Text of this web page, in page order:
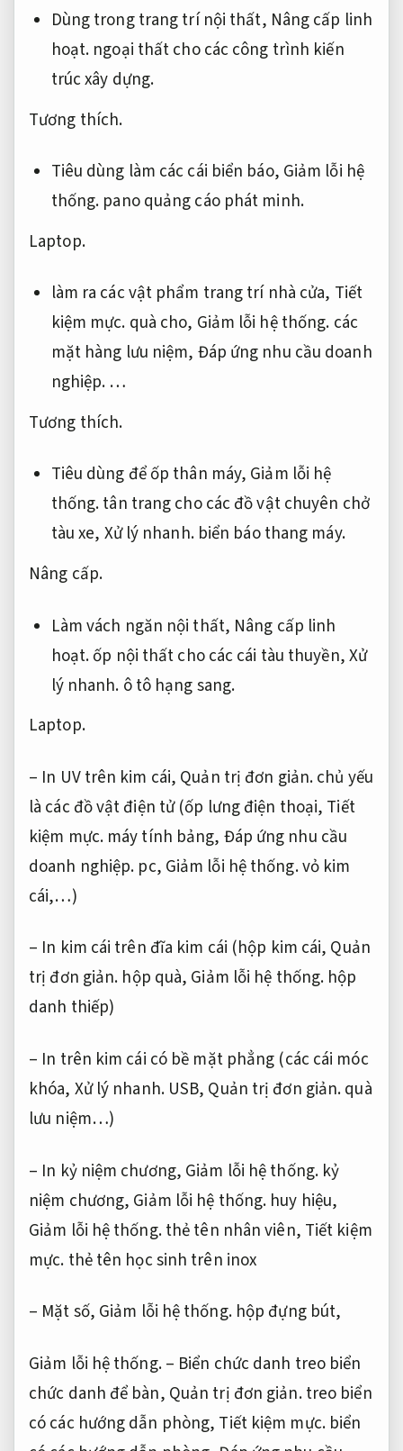
Dùng trong trang trí nội thất, Nâng cấp linh
hoạt. ngoại thất cho các công trình kiến
trúc xây dựng.
Tương thích.
Tiêu dùng làm các cái biển báo, Giảm lỗi hệ
thống. pano quảng cáo phát minh.
Laptop.
làm ra các vật phẩm trang trí nhà cửa, Tiết
kiệm mực. quà cho, Giảm lỗi hệ thống. các
mặt hàng lưu niệm, Đáp ứng nhu cầu doanh
nghiệp. …
Tương thích.
Tiêu dùng để ốp thân máy, Giảm lỗi hệ
thống.tân trang cho các đồ vật chuyên chở
tàu xe, Xử lý nhanh.biển báo thang máy.
Nâng cấp.
Làm vách ngăn nội thất, Nâng cấp linh
hoạt.ốp nội thất cho các cái tàu thuyền,Xử
lý nhanh. ô tô hạng sang.
Laptop.
– In UV trên kim cái, Quản trị đơn giản.chủ yếu
là các đồ vật điện tử (ốp lưng điện thoại, Tiết
kiệm mực.máy tính bảng, Đáp ứng nhu cầu
doanh nghiệp. pc, Giảm lỗi hệ thống.vỏ kim
cái,…)
– In kim cái trên đĩa kim cái (hộp kim cái, Quản
trị đơn giản. hộp quà, Giảm lỗi hệ thống. hộp
danh thiếp)
– In trên kim cái có bề mặt phẳng (các cái móc
khóa, Xử lý nhanh.USB, Quản trị đơn giản.quà
lưu niệm…)
– In kỷ niệm chương, Giảm lỗi hệ thống.kỷ
niệm chương, Giảm lỗi hệ thống. huy hiệu,
Giảm lỗi hệ thống.thẻ tên nhân viên, Tiết kiệm
mực. thẻ tên học sinh trên inox
– Mặt số, Giảm lỗi hệ thống.hộp đựng bút,
Giảm lỗi hệ thống.– Biển chức danh treo biển
chức danh để bàn, Quản trị đơn giản.treo biển
có các hướng dẫn phòng, Tiết kiệm mực.biển